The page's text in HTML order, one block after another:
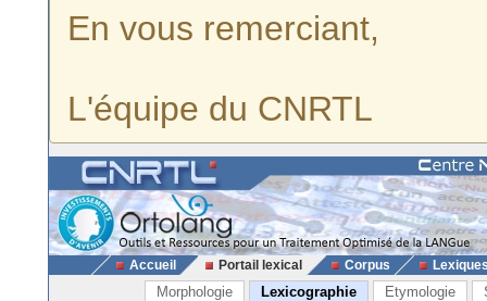
En vous remerciant,
L'équipe du CNRTL
Accueil Portail lexical Corpus
Morphologie Lexicographie Etymologie